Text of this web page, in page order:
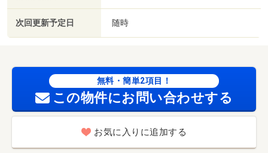
次回更新予定日 随時
無料・簡単2項目！
この物件にお問い合わせする
お気に入りに追加する